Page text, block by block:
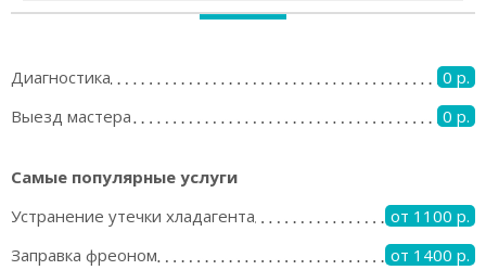
Диагностика
0 р.
Выезд мастера
0 р.
Самые популярные услуги
Устранение утечки хладагента
от 1100 р.
Заправка фреоном
от 1400 р.